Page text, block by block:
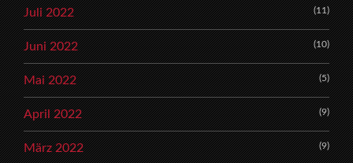
Juli 2022 (11)
Juni 2022 (10)
Mai 2022 (5)
April 2022 (9)
März 2022 (9)